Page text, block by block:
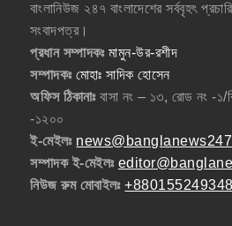
বাংলানিউজ ২৪৭ বাংলাদেশের সর্ববৃহৎ
সংবাদপত্র।
প্রধান সম্পাদকঃমামুন-উর-রশীদ
সম্পাদকঃ মোহাঃ সাদিক হোসেন
অফিস ঠিকানাঃবাসা নং – ১৩, রোড নং -১/
-১২০০
ই-মেইলঃ
সম্পাদক ই-মেইলঃ
নিউজ রুম মোবাইলঃ